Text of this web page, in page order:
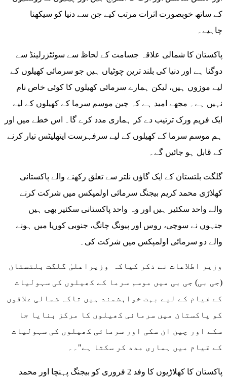
کے ساتھ خوبصورت اثرات مرتب کیے جن سے دنیا کو سیکھنا
چاہیے۔
دوگنا ہے اور دنیا کی بلند ترین چوٹیاں ہیں جو سرمائی کھیلوں کے
لیے موزوں ہیں، لیکن ہمارے سرمائی کھیلوں کا کوئی خاص نام
نہیں ہے۔ مجھے امید ہے کہ چین موسم سرما کے کھیلوں کے لیے
ایک فریم ورک ترتیب دے کر ہماری مدد کرے گا۔ اس خطے میں اور
ہم موسم سرما کے کھیلوں کے لیے سرفہرست ایتھلیٹس تیار کرنے
کے قابل ہو جائیں گے۔
گلگت بلتستان کے ایک گاؤں نلتر سے تعلق رکھنے والے پاکستانی
کھلاڑی محمد کریم بیجنگ سرمائی اولمپکس میں شرکت کرنے
والے واحد سکئیر ہیں اور وہ واحد پاکستانی سکئیر بھی ہیں
جنہوں نے سوچی، روس اور پیونگ چانگ، جنوبی کوریا میں ہونے
والے دو سرمائی اولمپکس میں شرکت کی۔
(جی بی) جی بی میں موسم سرما کے کھیلوں کی سہولیات
کے قیام کے لیے بہت خواہشمند ہیں تاکہ شمالی علاقوں
کو پاکستان میں سرمائی کھیلوں کا مرکز بنایا جا
سکے اور چین ان سکی اور سرمائی کھیلوں کی سہولیات
کے قیام میں ہماری مدد کر سکتا ہے"۔۔
پاکستان کا کھلاڑیوں کا وفد 2 فروری کو بیجنگ پہنچا اور محمد